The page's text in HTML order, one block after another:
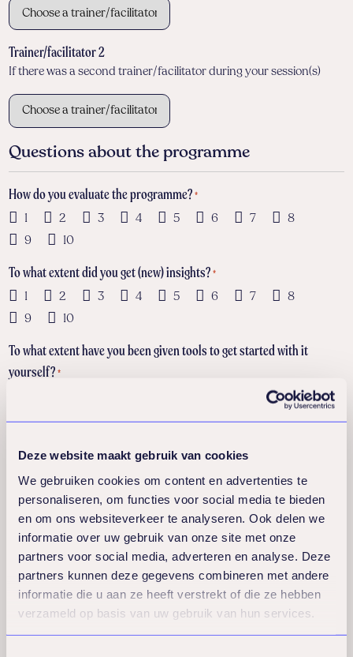
Deze website maakt gebruik van cookies
We gebruiken cookies om content en advertenties te
personaliseren, om functies voor social media te bieden
en om ons websiteverkeer te analyseren. Ook delen we
informatie over uw gebruik van onze site met onze
partners voor social media, adverteren en analyse. Deze
partners kunnen deze gegevens combineren met andere
informatie die u aan ze heeft verstrekt of die ze hebben
verzameld op basis van uw gebruik van hun services.
Trainer/facilitator 2
If there was a second trainer/facilitator during your session(s)
Questions about the programme
How do you evaluate the programme? *
1 2 3 4 5 6 7
8
9
10
To what extent did you get (new) insights? *
1 2 3 4 5 6 7
8
9
10
To what extent have you been given tools to get started with it
yourself? *
8
9
10
This programme has initiated a positive personal change
1
9
10
Questions about trainer / facilitator
How do you rate the expertise of the trainer/facilitator(s)? *
1 2 3 4 5 6 7
8
9
10